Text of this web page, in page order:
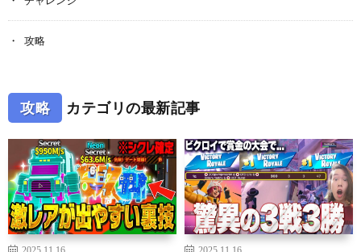
攻略
攻略 カテゴリの最新記事
2025.11.16 2025.11.16